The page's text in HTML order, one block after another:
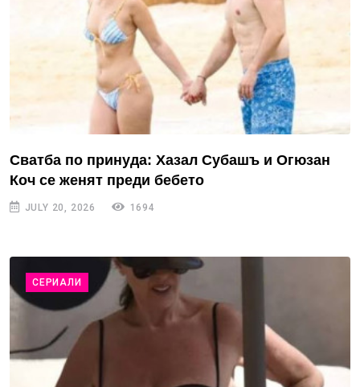
Сватба по принуда: Хазал Субашъ и Огюзан
Коч се женят преди бебето
JULY 20, 2026 1694
СЕРИАЛИ